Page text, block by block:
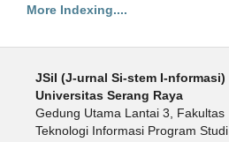
More Indexing....
JSiI (J-urnal Si-stem I-nformasi)
Universitas Serang Raya
Gedung Utama Lantai 3, Fakultas
Teknologi Informasi Program Studi